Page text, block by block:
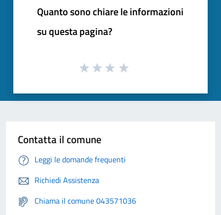
Quanto sono chiare le informazioni
su questa pagina?
Contatta il comune
Leggi le domande frequenti
Richiedi Assistenza
Chiama il comune 043571036